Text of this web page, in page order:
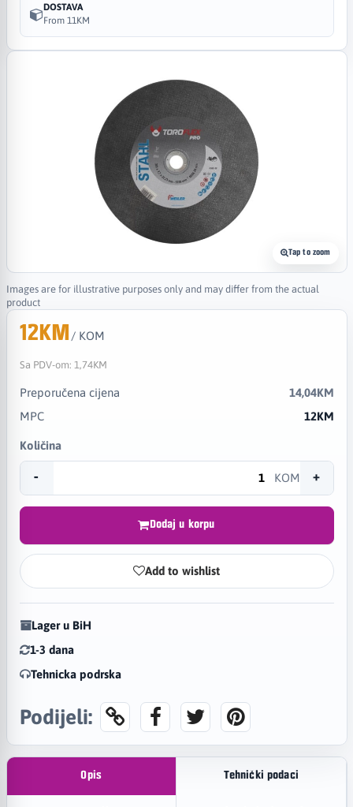
Tap to zoom
Images are for illustrative purposes only and may differ from the actual
product
DOSTAVA
From 11KM
12KM / KOM
Sa PDV-om: 1,74KM
Preporučena cijena
14,04KM
MPC
12KM
Količina
- KOM +
Dodaj u korpu
Add to wishlist
Lager u BiH
1-3 dana
Tehnicka podrska
Podijeli:
Opis Tehnički podaci